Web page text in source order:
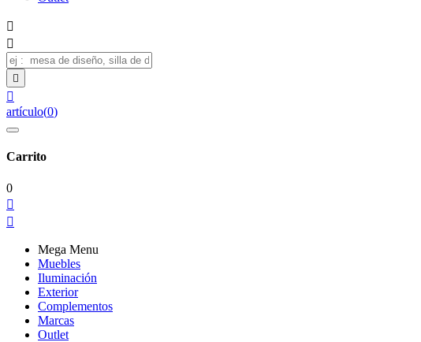




artículo(0)
Carrito
0


Mega Menu
Muebles
Iluminación
Exterior
Complementos
Marcas
Outlet